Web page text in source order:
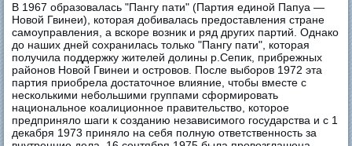
В 1967 образовалась "Пангу пати" (Партия единой Папуа —
Новой Гвинеи), которая добивалась предоставления стране
самоуправления, а вскоре возник и ряд других партий. Однако
до наших дней сохранилась только "Пангу пати", которая
получила поддержку жителей долины р.Сепик, прибрежных
районов Новой Гвинеи и островов. После выборов 1972 эта
партия приобрела достаточное влияние, чтобы вместе с
несколькими небольшими группами сформировать
национальное коалиционное правительство, которое
предприняло шаги к созданию независимого государства и с 1
декабря 1973 приняло на себя полную ответственность за